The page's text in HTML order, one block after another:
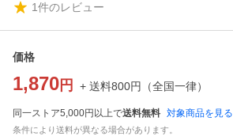
1件のレビュー
価格
1,870 円 + 送料800円 （全国一律）
同一ストア5,000円以上で送料無料 対象商品を見る
条件により送料が異なる場合があります。